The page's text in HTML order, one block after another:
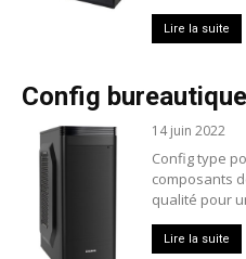
Lire la suite
Config
14 juin 2022
Config type
composants
qualité pour
Lire la suite